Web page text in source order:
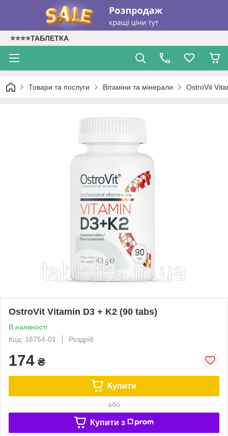
⭐⭐⭐⭐ТАБЛЕТКА
Товари та послуги Вітаміни та мінерали OstroVit
OstroVit Vitamin D3 + K2 (90 tabs)
В наявності
Код: 18754-01
Роздріб
174 ₴
Купити
або
Купити з